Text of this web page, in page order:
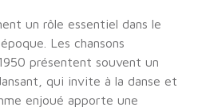
un rôle essentiel dans le
Les chansons
présentent souvent un
qui invite à la danse et
enjoué apporte une